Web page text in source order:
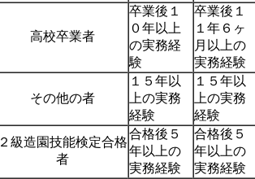
高校卒業者
卒業後１
０年以上
の実務経
験
卒業後１
１年６ヶ
月以上の
実務経験
その他の者
１５年以
上の実務
経験
１５年以
上の実務
経験
２級造園技能検定合格
者
合格後５
年以上の
実務経験
合格後５
年以上の
実務経験